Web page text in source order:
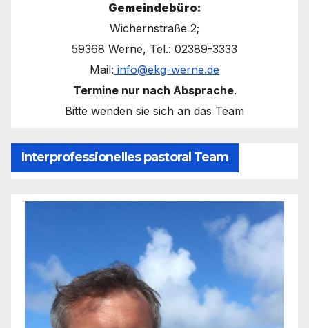
Gemeindebüro:
Wichernstraße 2;
59368 Werne, Tel.: 02389-3333
Mail: info@ekg-werne.de
Termine nur nach Absprache.
Bitte wenden sie sich an das Team
Interprofessionelles pastoral Team